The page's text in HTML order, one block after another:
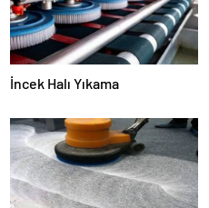
İncek Halı Yıkama